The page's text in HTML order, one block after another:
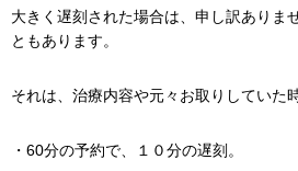
大きく遅刻された場合は、申し訳ありま
ともあります。
それは、治療内容や元々お取りしていた
・60分の予約で、１０分の遅刻。